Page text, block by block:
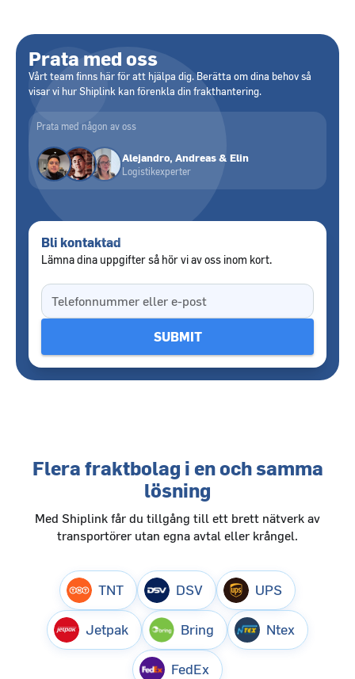
Prata med oss
Vårt team finns här för att hjälpa dig. Berätta om dina behov så
visar vi hur Shiplink kan förenkla din frakthantering.
Prata med någon av oss
Alejandro, Andreas & Elin
Logistikexperter
Bli kontaktad
Lämna dina uppgifter så hör vi av oss inom kort.
Flera fraktbolag i en och samma
lösning
Med Shiplink får du tillgång till ett brett nätverk av
transportörer utan egna avtal eller krångel.
TNT DSV UPS
Jetpak Bring Ntex
FedEx